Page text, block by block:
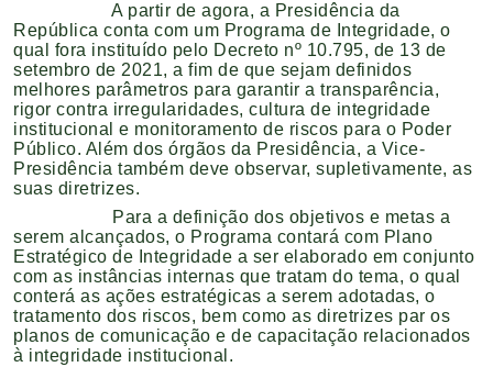
A partir de agora, a Presidência da
República conta com um Programa de Integridade, o
qual fora instituído pelo Decreto nº 10.795, de 13 de
setembro de 2021, a fim de que sejam definidos
melhores parâmetros para garantir a transparência,
rigor contra irregularidades, cultura de integridade
institucional e monitoramento de riscos para o Poder
Público. Além dos órgãos da Presidência, a Vice-
Presidência também deve observar, supletivamente, as
suas diretrizes.
Para a definição dos objetivos e metas a
serem alcançados, o Programa contará com Plano
Estratégico de Integridade a ser elaborado em conjunto
com as instâncias internas que tratam do tema, o qual
conterá as ações estratégicas a serem adotadas, o
tratamento dos riscos, bem como as diretrizes par os
planos de comunicação e de capacitação relacionados
à integridade institucional.